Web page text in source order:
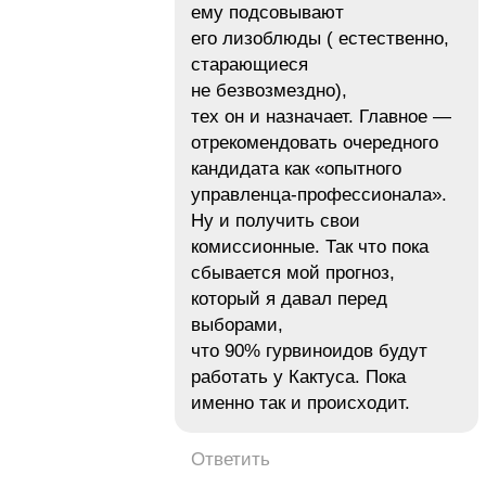
ему подсовывают
его лизоблюды ( естественно,
старающиеся
не безвозмездно),
тех он и назначает. Главное —
отрекомендовать очередного
кандидата как «опытного
управленца-профессионала».
Ну и получить свои
комиссионные. Так что пока
сбывается мой прогноз,
который я давал перед
выборами,
что 90% гурвиноидов будут
работать у Кактуса. Пока
именно так и происходит.
Ответить